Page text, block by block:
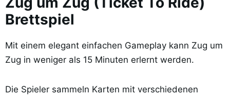
Brettspiel
Mit einem elegant einfachen Gameplay kann Zug um
Zug in weniger als 15 Minuten erlernt werden.
Die Spieler sammeln Karten mit verschiedenen